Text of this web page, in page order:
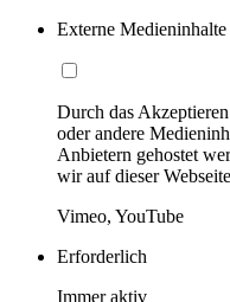
Externe Medieninhalte
Durch das
oder andere
Anbietern gehostet
wir auf dieser
Vimeo, YouTube
Erforderlich
Immer aktiv